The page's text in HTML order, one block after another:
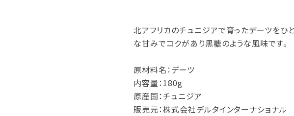
北アフリカのチュニジアで育ったデーツをひ
な甘みでコクがあり黒糖のような風味です。
原材料名：デーツ
内容量：180g
原産国：チュニジア
販売元：株式会社デルタインターナショナル